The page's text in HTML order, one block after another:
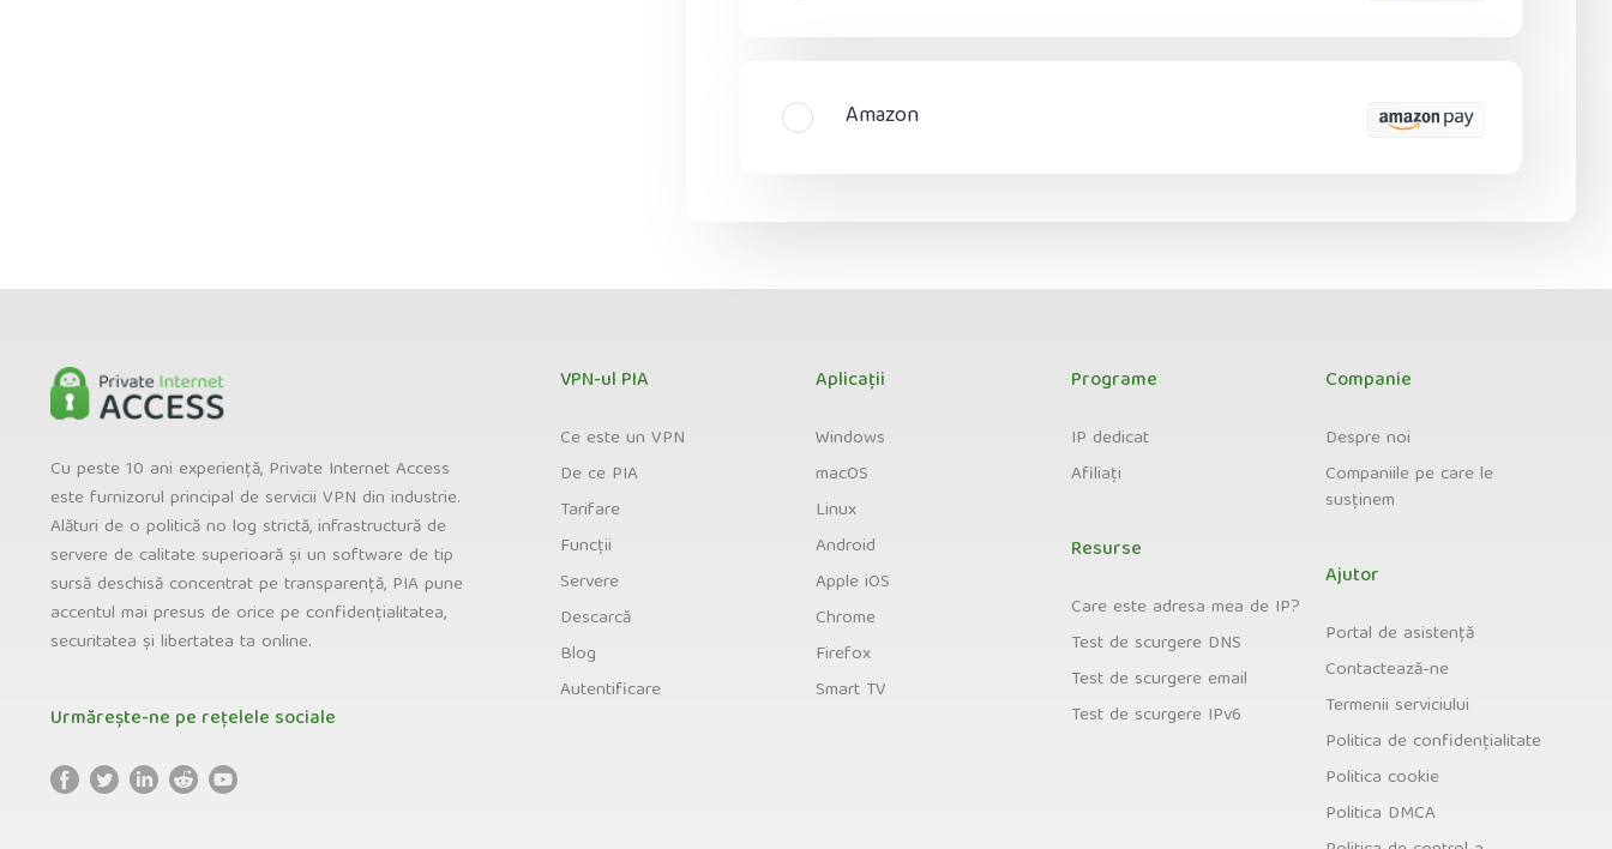
Amazon
Cu peste 10 ani experiență, Private Internet Access
este furnizorul principal de servicii VPN din industrie.
Alături de o politică no log strictă, infrastructură de
servere de calitate superioară și un software de tip
sursă deschisă concentrat pe transparență, PIA pune
accentul mai presus de orice pe confidențialitatea,
securitatea și libertatea ta online.
Urmărește-ne pe rețelele sociale
VPN-ul PIA
Ce este un VPN
De ce PIA
Tarifare
Funcții
Servere
Descarcă
Blog
Autentificare
Aplicații
Windows
macOS
Linux
Android
Apple iOS
Chrome
Firefox
Smart TV
Programe
IP dedicat
Afiliați
Resurse
Care este adresa mea de IP?
Test de scurgere DNS
Test de scurgere email
Test de scurgere IPv6
Companie
Despre noi
Companiile pe care le
susținem
Ajutor
Portal de asistență
Contactează-ne
Termenii serviciului
Politica de confidențialitate
Politica cookie
Politica DMCA